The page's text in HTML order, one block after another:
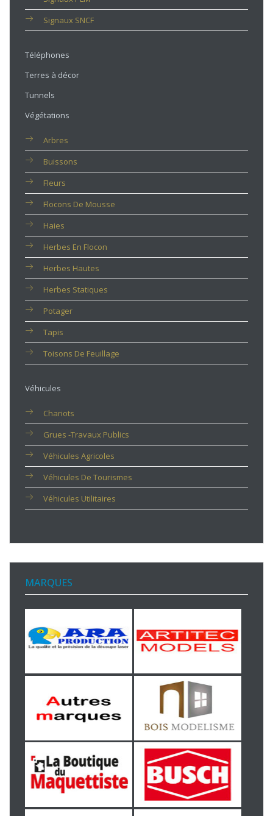
Signaux SNCF
Téléphones
Terres à décor
Tunnels
Végétations
Arbres
Buissons
Fleurs
Flocons De Mousse
Haies
Herbes En Flocon
Herbes Hautes
Herbes Statiques
Potager
Tapis
Toisons De Feuillage
Véhicules
Chariots
Grues -travaux Publics
Véhicules Agricoles
Véhicules De Tourismes
Véhicules Utilitaires
MARQUES